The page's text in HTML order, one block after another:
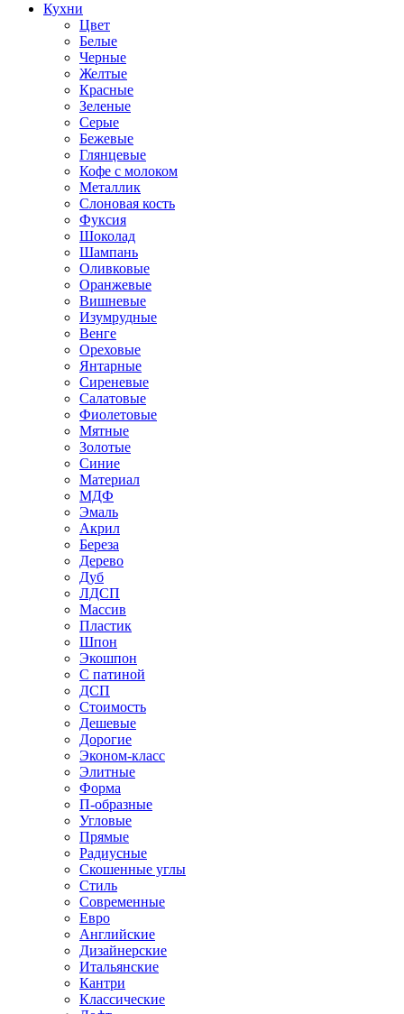
Кухни
Цвет
Белые
Черные
Желтые
Красные
Зеленые
Серые
Бежевые
Глянцевые
Кофе с молоком
Металлик
Слоновая кость
Фуксия
Шоколад
Шампань
Оливковые
Оранжевые
Вишневые
Изумрудные
Венге
Ореховые
Янтарные
Сиреневые
Салатовые
Фиолетовые
Мятные
Золотые
Синие
Материал
МДФ
Эмаль
Акрил
Береза
Дерево
Дуб
ЛДСП
Массив
Пластик
Шпон
Экошпон
С патиной
ДСП
Стоимость
Дешевые
Дорогие
Эконом-класс
Элитные
Форма
П-образные
Угловые
Прямые
Радиусные
Скошенные углы
Стиль
Современные
Евро
Английские
Дизайнерские
Итальянские
Кантри
Классические